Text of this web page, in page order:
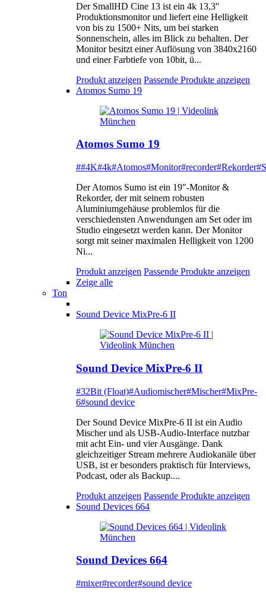
Der SmallHD Cine 13 ist ein 4k 13,3''
Produktionsmonitor und liefert eine Helligkeit
von bis zu 1500+ Nits, um bei starken
Sonnenschein, alles im Blick zu behalten. Der
Monitor besitzt einer Auflösung von 3840x2160
und einer Farbtiefe von 10bit, ü...
Produkt anzeigen Passende Produkte anzeigen
Atomos Sumo 19
Atomos Sumo 19
##4K#4k#Atomos#Monitor#recorder#Rekorder
Der Atomos Sumo ist ein 19"-Monitor &
Rekorder, der mit seinem robusten
Aluminiumgehäuse problemlos für die
verschiedensten Anwendungen am Set oder im
Studio eingesetzt werden kann. Der Monitor
sorgt mit seiner maximalen Helligkeit von 1200
Ni...
Produkt anzeigen Passende Produkte anzeigen
Zeige alle
Ton
Sound Device MixPre-6 II
Sound Device MixPre-6 II
#32Bit (Float)#Audiomischer#Mischer#MixPre-
6#sound device
Der Sound Device MixPre-6 II ist ein Audio
Mischer und als USB-Audio-Interface nutzbar
mit acht Ein- und vier Ausgänge. Dank
gleichzeitiger Stream mehrere Audiokanäle über
USB, ist er besonders praktisch für Interviews,
Podcast, oder als Backup....
Produkt anzeigen Passende Produkte anzeigen
Sound Devices 664
Sound Devices 664
#mixer#recorder#sound device